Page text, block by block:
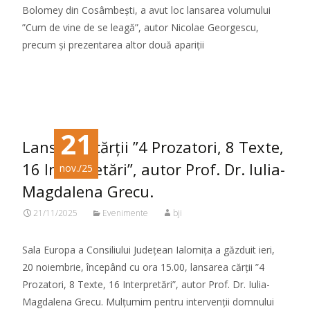
Bolomey din Cosâmbești, a avut loc lansarea volumului
”Cum de vine de se leagă”, autor Nicolae Georgescu,
precum și prezentarea altor două apariții
21
nov./25
Lansarea cărții ”4 Prozatori, 8 Texte,
16 Interpretări”, autor Prof. Dr. Iulia-
Magdalena Grecu.
21/11/2025 Evenimente bji
Sala Europa a Consiliului Județean Ialomița a găzduit ieri,
20 noiembrie, începând cu ora 15.00, lansarea cărții ”4
Prozatori, 8 Texte, 16 Interpretări”, autor Prof. Dr. Iulia-
Magdalena Grecu. Mulțumim pentru intervenții domnului